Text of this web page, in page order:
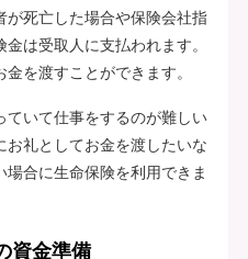
が死亡した場合や保険会社指
は受取人に支払われます。
を渡すことができます。
ていて仕事をするのが難しい
お礼としてお金を渡したいな
合に生命保険を利用できま
資金準備